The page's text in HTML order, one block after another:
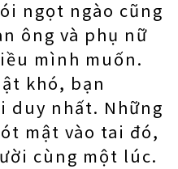
ngọt ngào cũng
ông và phụ nữ
mình muốn.
khó, bạn
duy nhất. Những
mật vào tai đó,
cùng một lúc.